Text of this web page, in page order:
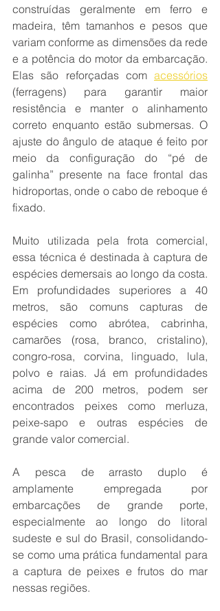
construídas geralmente em ferro e
madeira, têm tamanhos e pesos que
variam conforme as dimensões da rede
e a potência do motor da embarcação.
Elas são reforçadas com acessórios
(ferragens) para garantir maior
resistência e manter o alinhamento
correto enquanto estão submersas. O
ajuste do ângulo de ataque é feito por
meio da configuração do “pé de
galinha” presente na face frontal das
hidroportas, onde o cabo de reboque é
fixado.
Muito utilizada pela frota comercial,
essa técnica é destinada à captura de
espécies demersais ao longo da costa.
Em profundidades superiores a 40
metros, são comuns capturas de
espécies como abrótea, cabrinha,
camarões (rosa, branco, cristalino),
congro-rosa, corvina, linguado, lula,
polvo e raias. Já em profundidades
acima de 200 metros, podem ser
encontrados peixes como merluza,
peixe-sapo e outras espécies de
grande valor comercial.
A pesca de arrasto duplo é
amplamente empregada por
embarcações de grande porte,
especialmente ao longo do litoral
sudeste e sul do Brasil, consolidando-
se como uma prática fundamental para
a captura de peixes e frutos do mar
nessas regiões.